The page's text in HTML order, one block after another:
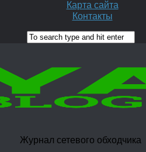
Карта сайта
Контакты
Журнал сетевого обходчика